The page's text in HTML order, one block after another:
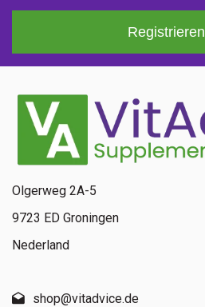
Registrieren
Olgerweg 2A-5
9723 ED Groningen
Nederland
shop@vitadvice.de